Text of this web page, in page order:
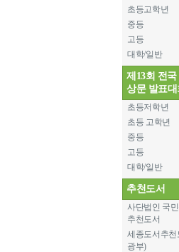
초등고학년
중등
고등
대학/일반
제13회 전
상문 발표대
초등저학년
초등 고학년
중등
고등
대학/일반
추천도서
사단법인 국
추천도서
세종도서추
광부)